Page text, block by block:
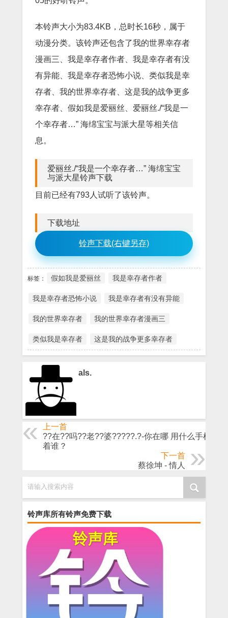
本铃声大小为83.4KB，总时长16秒，属于
动漫分类。该铃声还包含了我的世界幸存者
漫画三、我是幸存者作者、我是幸存者有没
有异能、我是幸存者恐怖小说、类似我是幸
存者、我的世界幸存者、这是我的战争更多
幸存者、假如我是爱丽丝、爱丽丝./“我是一
个幸存者…” 海绵宝宝与派大星等相关信
息。
爱丽丝./“我是一个幸存者…” 海绵宝宝
与派大星铃声下载
目前已经有793人试听了该铃声。
下载地址
铃声下载(右键另存)
标签： 假如我是爱丽丝 我是幸存者作者
我是幸存者恐怖小说 我是幸存者有没有异能
我的世界幸存者 我的世界幸存者漫画三
类似我是幸存者 这是我的战争更多幸存者
als.
上一首
??在??吗??老??婆?????.?-你在哪 用什么手机 爱
着谁？
下一首
蔡徐坤 - 情人
请输入搜索内容
铃声库所有铃声免费下载